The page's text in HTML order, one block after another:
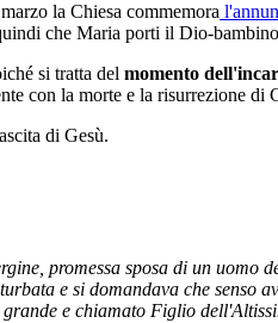
la Chiesa commemora
che Maria porti il Dio-
si tratta del momento
con la morte e la risurrezione di
di Gesù.
promessa sposa di un uomo
e si domandava che senso
e chiamato Figlio